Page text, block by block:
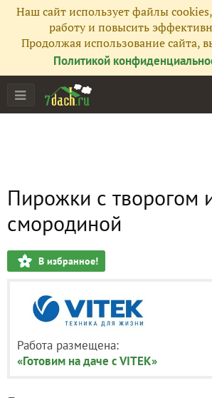
Наш сайт использует файлы
работу и повысить
Продолжая использование сайта,
Политикой
Пирожки с творогом
смородиной
В избранное!
Работа размещена:
«Готовим на даче с VITEK»